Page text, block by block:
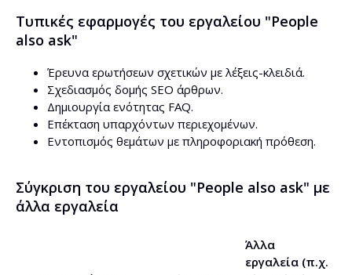
Τυπικές εφαρμογές του εργαλείου "People
also ask"
Έρευνα ερωτήσεων σχετικών με λέξεις-κλειδιά.
Σχεδιασμός δομής SEO άρθρων.
Δημιουργία ενότητας FAQ.
Επέκταση υπαρχόντων περιεχομένων.
Εντοπισμός θεμάτων με πληροφοριακή πρόθεση.
Σύγκριση του εργαλείου "People also ask" με
άλλα εργαλεία
Άλλα
εργαλεία (π.χ.